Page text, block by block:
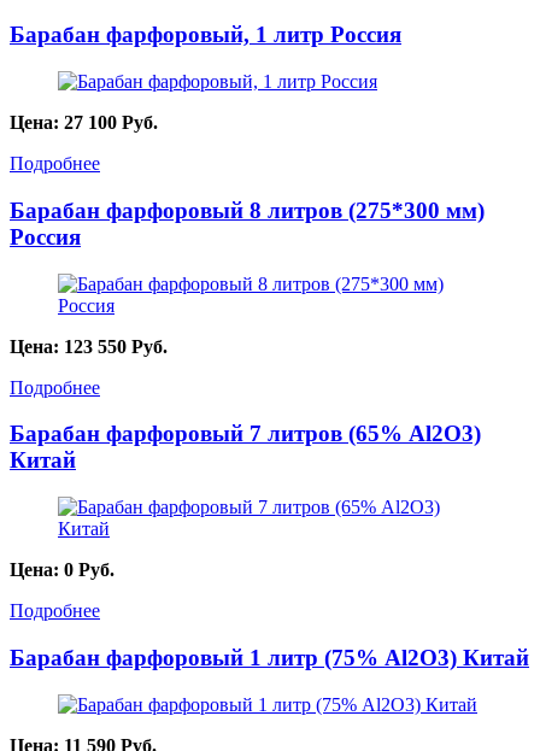
Барабан фарфоровый, 1 литр Россия
Цена: 27 100 Руб.
Подробнее
Барабан фарфоровый 8 литров (275*300 мм)
Россия
Цена: 123 550 Руб.
Подробнее
Барабан фарфоровый 7 литров (65% Al2O3)
Китай
Цена: 0 Руб.
Подробнее
Барабан фарфоровый 1 литр (75% Al2O3) Китай
Цена: 11 590 Руб.